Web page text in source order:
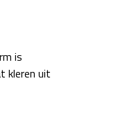
is
kleren uit